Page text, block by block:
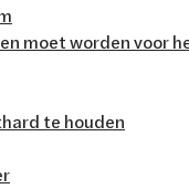
moet worden voor
te houden